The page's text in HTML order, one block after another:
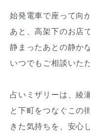
始発電車で座って向
あと、高架下のお店
静まったあとの静か
いつでもご相談いた
占いミザリーは、綾
と下町をつなぐこの
きた気持ちを、安心